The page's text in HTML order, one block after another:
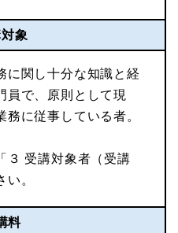
象
関し十分な知識と経
員で、原則として現
に従事している者。
３ 受講対象者（受講
。
料